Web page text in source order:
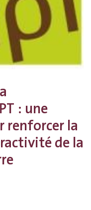
: une
renforcer la
de la